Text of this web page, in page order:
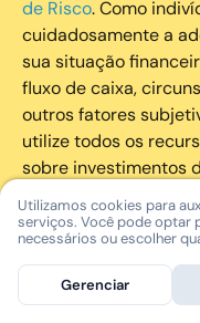
de Risco. Como
cuidadosamente a
sua situação
fluxo de caixa,
outros fatores
utilize todos os
sobre investimentos
composição geral
legais relativas aos
Nomad devem ser
Nomad e suas
aconselhamento
Utilizamos cookies para
serviços. Você pode optar
necessários ou escolher
Gerenciar